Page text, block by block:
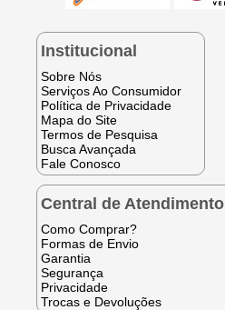
Institucional
Sobre Nós
Serviços Ao Consumidor
Política de Privacidade
Mapa do Site
Termos de Pesquisa
Busca Avançada
Fale Conosco
Central de Atendimento
Como Comprar?
Formas de Envio
Garantia
Segurança
Privacidade
Trocas e Devoluções